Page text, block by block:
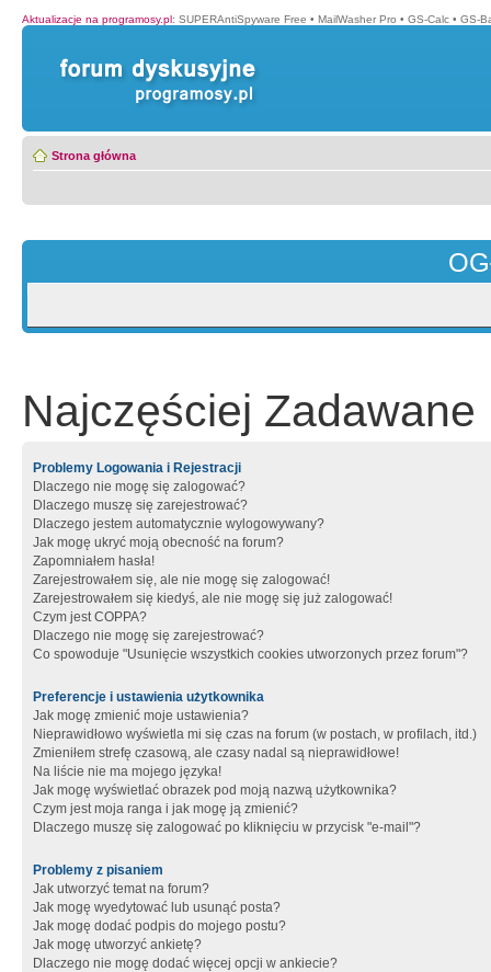
Aktualizacje na programosy.pl: SUPERAntiSpyware Free • MailWasher Pro • GS-Calc • GS-
Strona główna
Najczęściej Zadawane
Problemy Logowania i Rejestracji
Dlaczego nie mogę się zalogować?
Dlaczego muszę się zarejestrować?
Dlaczego jestem automatycznie wylogowywany?
Jak mogę ukryć moją obecność na forum?
Zapomniałem hasła!
Zarejestrowałem się, ale nie mogę się zalogować!
Zarejestrowałem się kiedyś, ale nie mogę się już zalogować!
Czym jest COPPA?
Dlaczego nie mogę się zarejestrować?
Co spowoduje "Usunięcie wszystkich cookies utworzonych przez forum"?
Preferencje i ustawienia użytkownika
Jak mogę zmienić moje ustawienia?
Nieprawidłowo wyświetla mi się czas na forum (w postach, w profilach, itd.)
Zmieniłem strefę czasową, ale czasy nadal są nieprawidłowe!
Na liście nie ma mojego języka!
Jak mogę wyświetlać obrazek pod moją nazwą użytkownika?
Czym jest moja ranga i jak mogę ją zmienić?
Dlaczego muszę się zalogować po kliknięciu w przycisk "e-mail"?
Problemy z pisaniem
Jak utworzyć temat na forum?
Jak mogę wyedytować lub usunąć posta?
Jak mogę dodać podpis do mojego postu?
Jak mogę utworzyć ankietę?
Dlaczego nie mogę dodać więcej opcji w ankiecie?